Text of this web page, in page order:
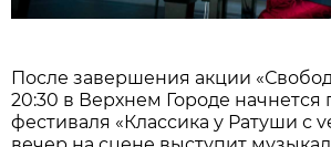
После завершения акции
20:30 в Верхнем Городе начнется
фестиваля «Классика у Ратуши с